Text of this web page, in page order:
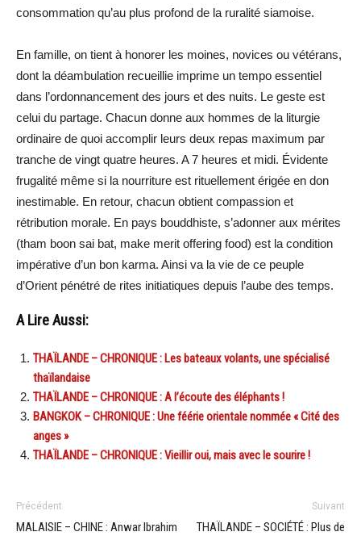
consommation qu’au plus profond de la ruralité siamoise.
En famille, on tient à honorer les moines, novices ou vétérans,
dont la déambulation recueillie imprime un tempo essentiel
dans l’ordonnancement des jours et des nuits. Le geste est
celui du partage. Chacun donne aux hommes de la liturgie
ordinaire de quoi accomplir leurs deux repas maximum par
tranche de vingt quatre heures. A 7 heures et midi. Évidente
frugalité même si la nourriture est rituellement érigée en don
inestimable. En retour, chacun obtient compassion et
rétribution morale. En pays bouddhiste, s’adonner aux mérites
(tham boon sai bat, make merit offering food) est la condition
impérative d’un bon karma. Ainsi va la vie de ce peuple
d’Orient pénétré de rites initiatiques depuis l’aube des temps.
A Lire Aussi:
THAÏLANDE – CHRONIQUE : Les bateaux volants, une spécialisé
thaïlandaise
THAÏLANDE – CHRONIQUE : A l’écoute des éléphants !
BANGKOK – CHRONIQUE : Une féérie orientale nommée « Cité des
anges »
THAÏLANDE – CHRONIQUE : Vieillir oui, mais avec le sourire !
Précédent
MALAISIE – CHINE : Anwar Ibrahim
Suivant
THAÏLANDE – SOCIÉTÉ : Plus de